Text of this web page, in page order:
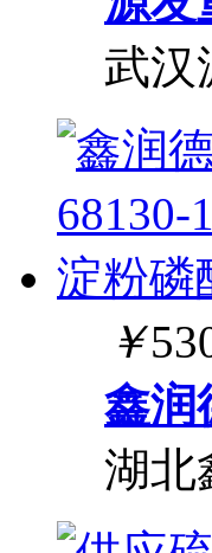
武汉
￥
鑫润
湖北